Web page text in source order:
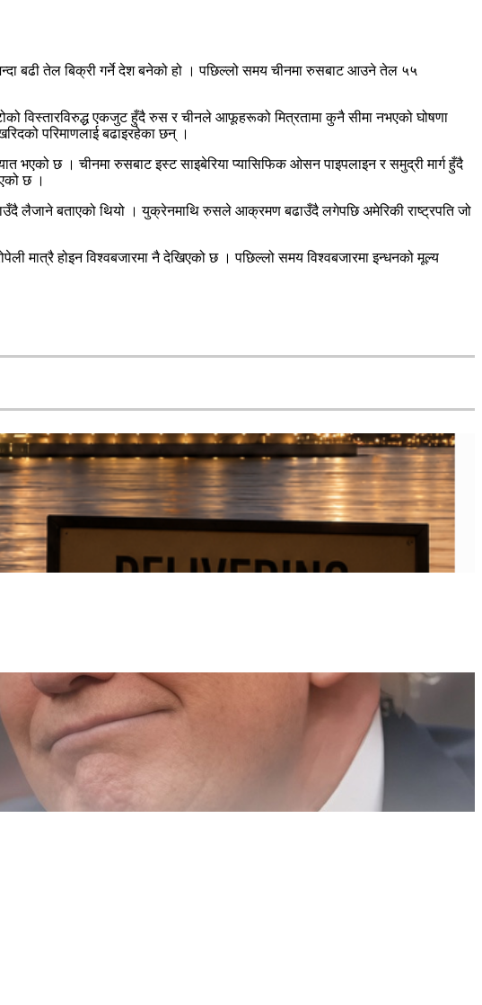
बढी तेल बिक्री गर्ने देश बनेको हो । पछिल्लो समय चीनमा रुसबाट आउने तेल ५५
विस्तारविरुद्ध एकजुट हुँदै रुस र चीनले आफूहरूको मित्रतामा कुनै सीमा नभएको घोषणा
परिमाणलाई बढाइरहेका छन् ।
छ । चीनमा रुसबाट इस्ट साइबेरिया प्यासिफिक ओसन पाइपलाइन र समुद्री मार्ग हुँदै
छ ।
लैजाने बताएको थियो । युक्रेनमाथि रुसले आक्रमण बढाउँदै लगेपछि अमेरिकी राष्ट्रपति जो
मात्रै होइन विश्वबजारमा नै देखिएको छ । पछिल्लो समय विश्वबजारमा इन्धनको मूल्य